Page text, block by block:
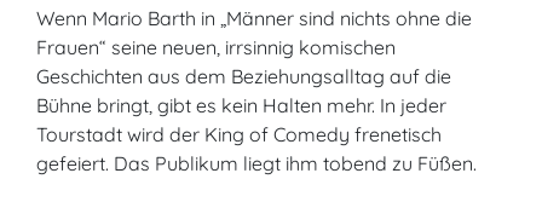
Wenn Mario Barth in „Männer sind nichts ohne die
Frauen“ seine neuen, irrsinnig komischen
Geschichten aus dem Beziehungsalltag auf die
Bühne bringt, gibt es kein Halten mehr. In jeder
Tourstadt wird der King of Comedy frenetisch
gefeiert. Das Publikum liegt ihm tobend zu Füßen.